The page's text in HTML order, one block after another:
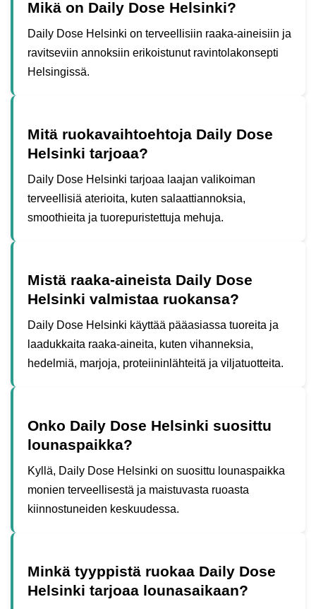
Mikä on Daily Dose Helsinki?
Daily Dose Helsinki on terveellisiin raaka-aineisiin ja
ravitseviin annoksiin erikoistunut ravintolakonsepti
Helsingissä.
Mitä ruokavaihtoehtoja Daily Dose
Helsinki tarjoaa?
Daily Dose Helsinki tarjoaa laajan valikoiman
terveellisiä aterioita, kuten salaattiannoksia,
smoothieita ja tuorepuristettuja mehuja.
Mistä raaka-aineista Daily Dose
Helsinki valmistaa ruokansa?
Daily Dose Helsinki käyttää pääasiassa tuoreita ja
laadukkaita raaka-aineita, kuten vihanneksia,
hedelmiä, marjoja, proteiininlähteitä ja viljatuotteita.
Onko Daily Dose Helsinki suosittu
lounaspaikka?
Kyllä, Daily Dose Helsinki on suosittu lounaspaikka
monien terveellisestä ja maistuvasta ruoasta
kiinnostuneiden keskuudessa.
Minkä tyyppistä ruokaa Daily Dose
Helsinki tarjoaa lounasaikaan?